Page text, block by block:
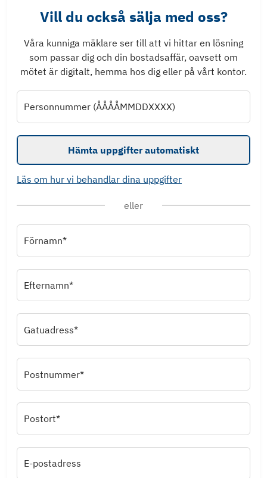
Vill du också sälja med oss?
Våra kunniga mäklare ser till att vi hittar en lösning
som passar dig och din bostadsaffär, oavsett om
mötet är digitalt, hemma hos dig eller på vårt kontor.
Personnummer (ÅÅÅÅMMDDXXXX)
Hämta uppgifter automatiskt
Läs om hur vi behandlar dina uppgifter
eller
Förnamn*
Efternamn*
Gatuadress*
Postnummer*
Postort*
E-postadress